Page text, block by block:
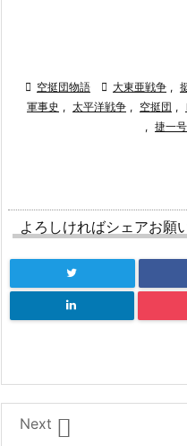
 空挺団物語  大東亜戦争 ,
軍事史 , 太平洋戦争 , 空挺団 ,
, 捷一
よろしければシェアお願

Next